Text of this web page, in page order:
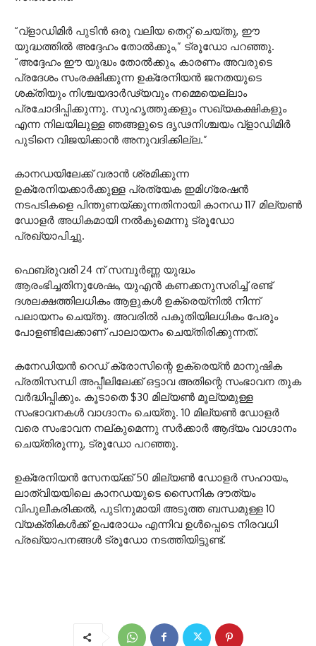
“വ്‌ളാഡിമിർ പുടിൻ ഒരു വലിയ തെറ്റ് ചെയ്തു, ഈ
യുദ്ധത്തിൽ അദ്ദേഹം തോൽക്കും,” ട്രൂഡോ പറഞ്ഞു.
“അദ്ദേഹം ഈ യുദ്ധം തോൽക്കും, കാരണം അവരുടെ
പ്രദേശം സംരക്ഷിക്കുന്ന ഉക്രേനിയൻ ജനതയുടെ
ശക്തിയും നിശ്ചയദാർഢ്യവും നമ്മെയെല്ലാം
പ്രചോദിപ്പിക്കുന്നു. സുഹൃത്തുക്കളും സഖ്യകക്ഷികളും
എന്ന നിലയിലുള്ള ഞങ്ങളുടെ ദൃഢനിശ്ചയം വ്‌ളാഡിമിർ
പുടിനെ വിജയിക്കാൻ അനുവദിക്കില്ല.”
കാനഡയിലേക്ക് വരാൻ ശ്രമിക്കുന്ന
ഉക്രേനിയക്കാർക്കുള്ള പ്രത്യേക ഇമിഗ്രേഷൻ
നടപടികളെ പിന്തുണയ്ക്കുന്നതിനായി കാനഡ 117 മില്യൺ
ഡോളർ അധികമായി നൽകുമെന്നു ട്രൂഡോ
പ്രഖ്യാപിച്ചു.
ഫെബ്രുവരി 24 ന് സമ്പൂർണ്ണ യുദ്ധം
ആരംഭിച്ചതിനുശേഷം, യുഎൻ കണക്കനുസരിച്ച് രണ്ട്
ദശലക്ഷത്തിലധികം ആളുകൾ ഉക്രെയ്നിൽ നിന്ന്
പലായനം ചെയ്തു. അവരിൽ പകുതിയിലധികം പേരും
പോളണ്ടിലേക്കാണ് പാലായനം ചെയ്തിരിക്കുന്നത്.
കനേഡിയൻ റെഡ് ക്രോസിന്റെ ഉക്രെയ്ൻ മാനുഷിക
പ്രതിസന്ധി അപ്പീലിലേക്ക് ഒട്ടാവ അതിന്റെ സംഭാവന തുക
വർദ്ധിപ്പിക്കും. കൂടാതെ $30 മില്യൺ മൂല്യമുള്ള
സംഭാവനകൾ വാഗ്ദാനം ചെയ്തു. 10 മില്യൺ ഡോളർ
വരെ സംഭാവന നല്കുമെന്നു സർക്കാർ ആദ്യം വാഗ്ദാനം
ചെയ്തിരുന്നു, ട്രൂഡോ പറഞ്ഞു.
ഉക്രേനിയൻ സേനയ്ക്ക് 50 മില്യൺ ഡോളർ സഹായം,
ലാത്വിയയിലെ കാനഡയുടെ സൈനിക ദൗത്യം
വിപുലീകരിക്കൽ, പുടിനുമായി അടുത്ത ബന്ധമുള്ള 10
വ്യക്തികൾക്ക് ഉപരോധം എന്നിവ ഉൾപ്പെടെ നിരവധി
പ്രഖ്യാപനങ്ങൾ ട്രൂഡോ നടത്തിയിട്ടുണ്ട്.